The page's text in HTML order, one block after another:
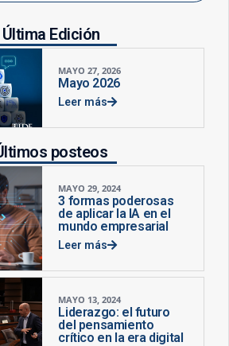
Última Edición
MAYO 27, 2026
Mayo 2026
Leer más
posteos
MAYO 29, 2024
3 formas poderosas
de aplicar la IA en el
mundo empresarial
Leer más
MAYO 13, 2024
Liderazgo: el futuro
del pensamiento
crítico en la era digital